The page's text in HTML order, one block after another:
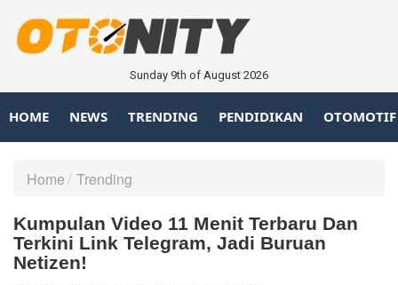
Sunday 9th of August 2026
HOME NEWS TRENDING PENDIDIKAN OTOMOTIF
Home Trending
Kumpulan Video 11 Menit Terbaru Dan
Terkini Link Telegram, Jadi Buruan
Netizen!